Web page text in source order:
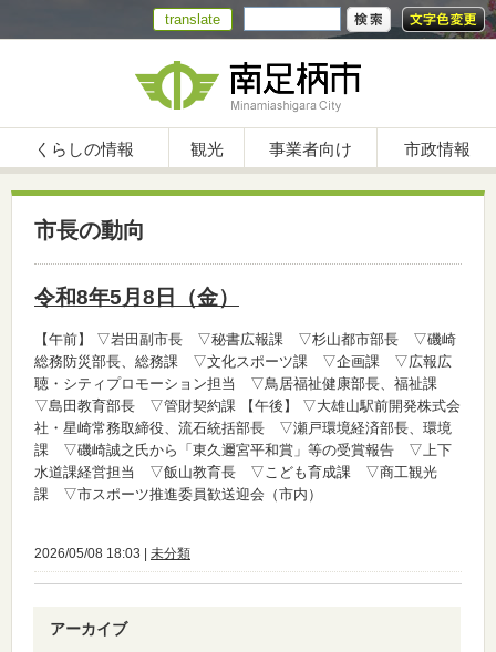
translate
くらしの情報 観光 事業者向け 市政情報
市長の動向
令和8年5月8日（金）
【午前】
▽岩田副市長 ▽秘書広報課 ▽杉山都市部長 ▽磯崎
総務防災部長、総務課 ▽文化スポーツ課 ▽企画課 ▽広報広
聴・シティプロモーション担当 ▽鳥居福祉健康部長、福祉課
▽島田教育部長 ▽管財契約課 【午後】
▽大雄山駅前開発株式会
社・星崎常務取締役、流石統括部長 ▽瀬戸環境経済部長、環境
課 ▽磯崎誠之氏から「東久邇宮平和賞」等の受賞報告 ▽上下
水道課経営担当 ▽飯山教育長 ▽こども育成課 ▽商工観光
課 ▽市スポーツ推進委員歓送迎会（市内）
2026/05/08 18:03 | 未分類
アーカイブ